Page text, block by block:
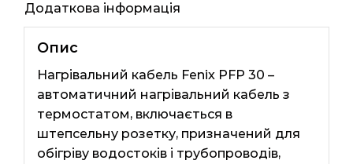
Додаткова інформація
Опис
Нагрівальний кабель Fenix ​​PFP 30 –
автоматичний нагрівальний кабель з
термостатом, включається в
штепсельну розетку, призначений для
обігріву водостоків і трубопроводів,